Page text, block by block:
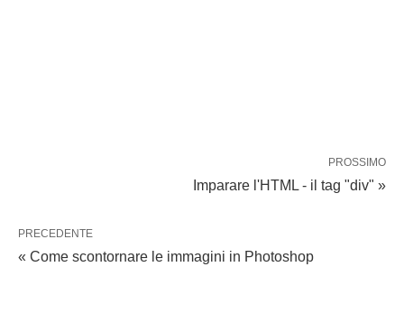
PROSSIMO
Imparare l'HTML - il tag "div" »
PRECEDENTE
« Come scontornare le immagini in Photoshop